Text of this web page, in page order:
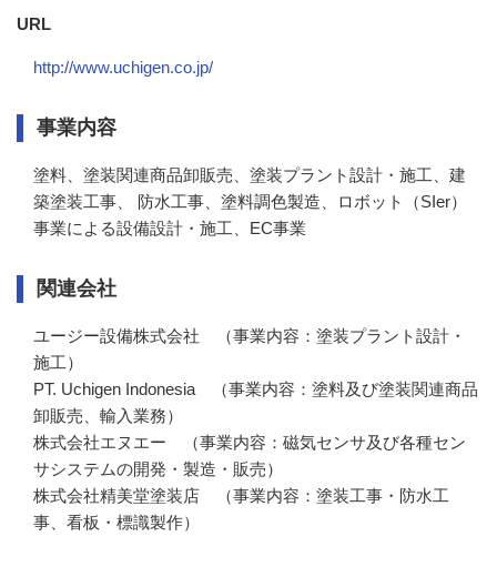
URL
http://www.uchigen.co.jp/
事業内容
塗料、塗装関連商品卸販売、塗装プラント設計・施工、建
築塗装工事、 防水工事、塗料調色製造、ロボット（SIer）
事業による設備設計・施工、EC事業
関連会社
ユージー設備株式会社　（事業内容：塗装プラント設計・
施工）
PT. Uchigen Indonesia　（事業内容：塗料及び塗装関連商品
卸販売、輸入業務）
株式会社エヌエー　（事業内容：磁気センサ及び各種セン
サシステムの開発・製造・販売）
株式会社精美堂塗装店　（事業内容：塗装工事・防水工
事、看板・標識製作）